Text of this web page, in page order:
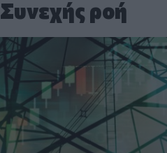
Συνεχής ροή